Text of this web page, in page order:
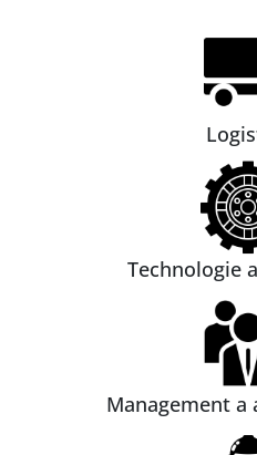
Technologie
Management